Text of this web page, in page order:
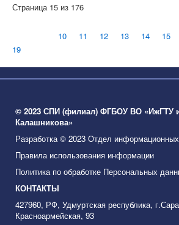
Страница 15 из 176
10 11 12 13 14 15
19
© 2023 СПИ (филиал) ФГБОУ ВО «ИжГТУ
Калашникова»
Разработка © 2023 Отдел
Правила использования информации
Политика по обработке Персональных
КОНТАКТЫ
427960, РФ, Удмуртская республика,
Красноармейская, 93